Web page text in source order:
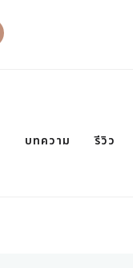
บทความ รีวิว